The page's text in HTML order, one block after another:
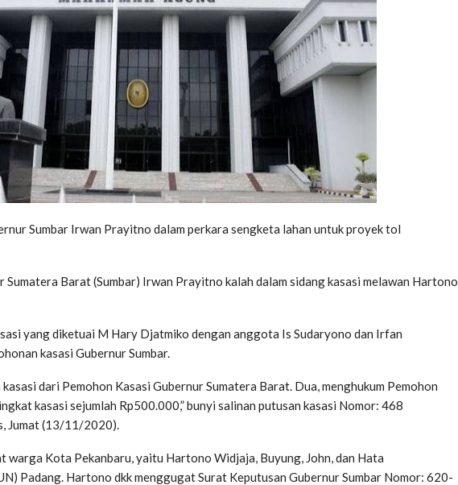
Sumbar Irwan Prayitno dalam perkara sengketa lahan untuk proyek tol
Sumatera Barat (Sumbar) Irwan Prayitno kalah dalam sidang kasasi melawan Hartono
yang diketuai M Hary Djatmiko dengan anggota Is Sudaryono dan Irfan
kasasi Gubernur Sumbar.
dari Pemohon Kasasi Gubernur Sumatera Barat. Dua, menghukum Pemohon
kasasi sejumlah Rp500.000,” bunyi salinan putusan kasasi Nomor: 468
Jumat (13/11/2020).
warga Kota Pekanbaru, yaitu Hartono Widjaja, Buyung, John, dan Hata
Padang. Hartono dkk menggugat Surat Keputusan Gubernur Sumbar Nomor: 620-